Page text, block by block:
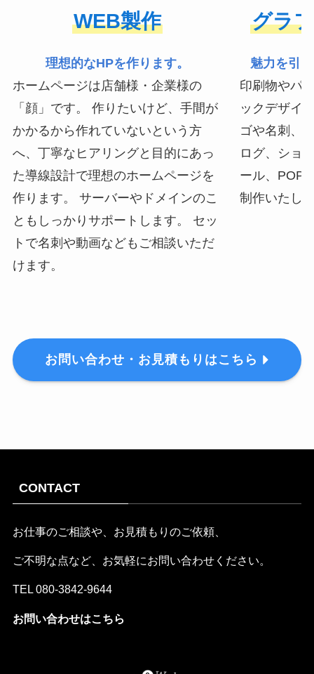
WEB製作
理想的なHPを作ります。
ホームページは店舗様・企業様の
「顔」です。 作りたいけど、手間が
かかるから作れていないという方
へ、丁寧なヒアリングと目的にあっ
た導線設計で理想のホームページを
作ります。 サーバーやドメインのこ
ともしっかりサポートします。 セッ
トで名刺や動画などもご相談いただ
けます。
グラ
魅力を引
印刷物やパ
ックデザイ
ゴや名刺、
ログ、ショ
ール、POP
制作いたし
お問い合わせ・お見積もりはこちら
CONTACT
お仕事のご相談や、お見積もりのご依頼、
ご不明な点など、お気軽にお問い合わせください。
TEL 080-3842-9644
お問い合わせはこちら